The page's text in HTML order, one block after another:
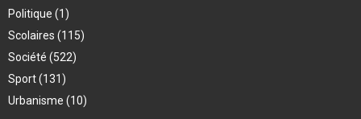
Politique (1)
Scolaires (115)
Société (522)
Sport(131)
Urbanisme (10)